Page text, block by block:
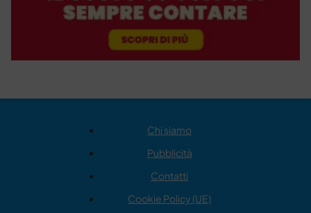
Chi siamo
Pubblicità
Contatti
Cookie Policy (UE)